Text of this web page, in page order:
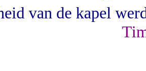
van de kapel